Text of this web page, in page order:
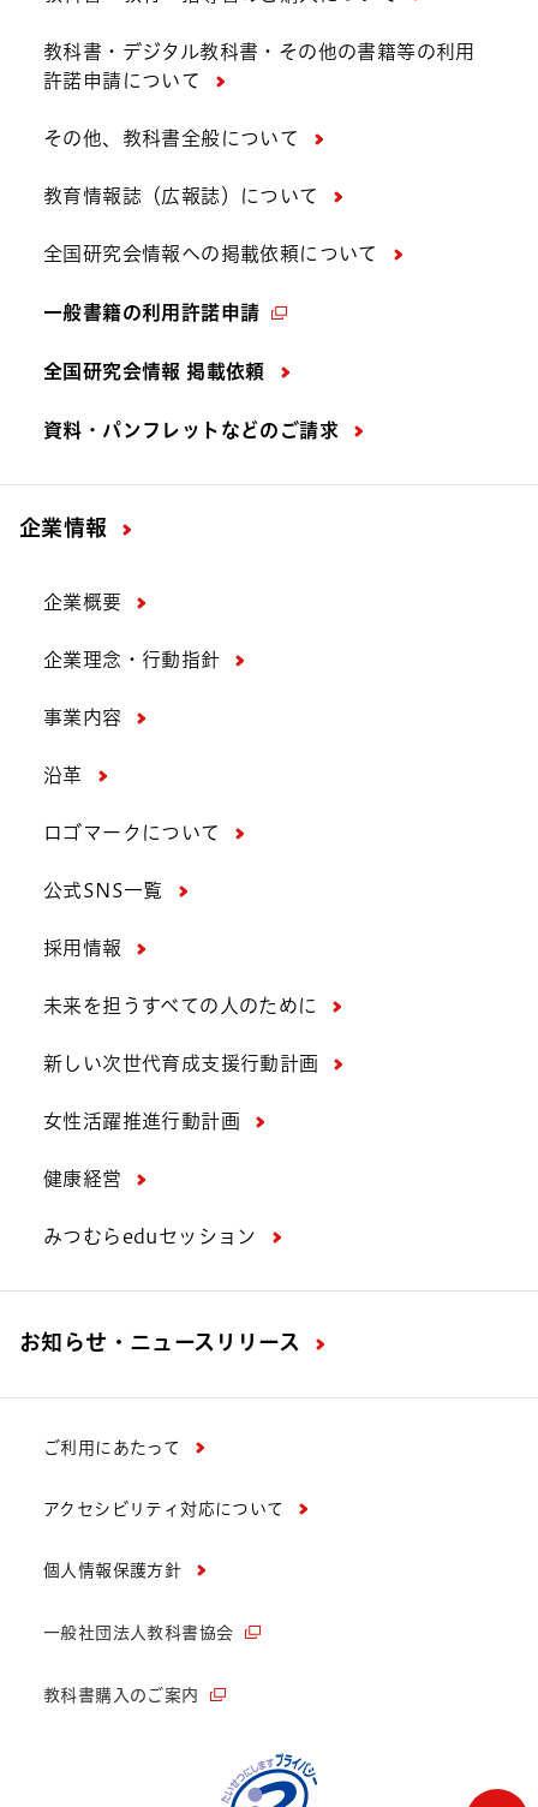
教科書・デジタル教科書・その他の書籍等の利用
許諾申請について
その他、教科書全般について
教育情報誌（広報誌）について
全国研究会情報への掲載依頼について
一般書籍の利用許諾申請
全国研究会情報 掲載依頼
資料・パンフレットなどの ご請求
企業情報
企業概要
企業理念・行動指針
事業内容
沿革
ロゴマークについて
公式SNS一覧
採用情報
未来を担うすべての人のために
新しい次世代育成支援行動計画
女性活躍推進行動計画
健康経営
みつむらeduセッション
お知らせ・ニュースリリース
ご利用にあたって
アクセシビリティ対応について
個人情報保護方針
一般社団法人教科書協会
教科書購入のご案内
ペ